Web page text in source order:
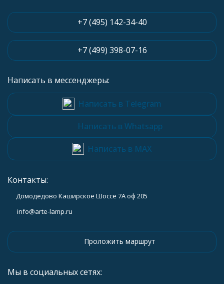
+7 (495) 142-34-40
+7 (499) 398-07-16
Написать в мессенджеры:
Написать в Telegram
Написать в Whatsapp
Написать в MAX
Контакты:
Домодедово Каширское Шоссе 7А оф 205
info@arte-lamp.ru
Проложить маршрут
Мы в социальных сетях: